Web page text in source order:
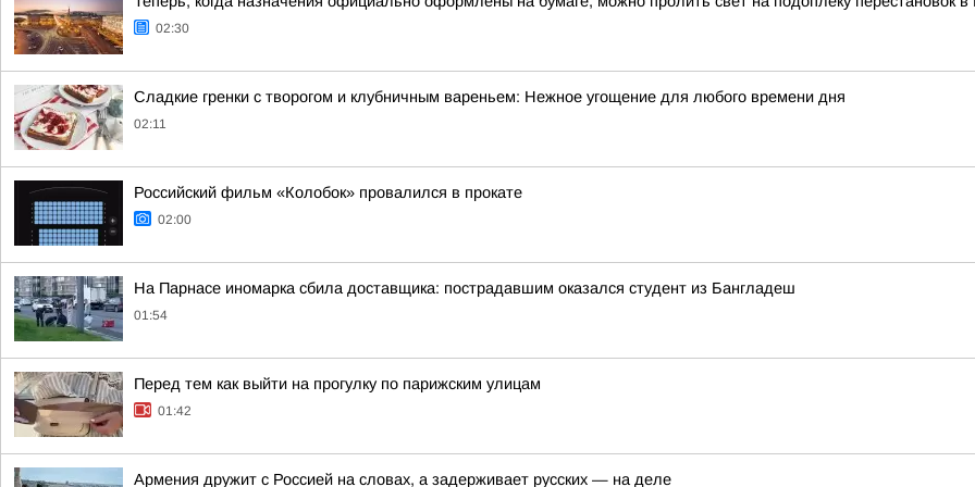
02:30
Сладкие гренки с творогом и клубничным вареньем: Нежное угощение для любого времени дня
02:11
Российский фильм «Колобок» провалился в прокате
02:00
На Парнасе иномарка сбила доставщика: пострадавшим оказался студент из Бангладеш
01:54
Перед тем как выйти на прогулку по парижским улицам
01:42
Армения дружит с Россией на словах, а задерживает русских — на деле